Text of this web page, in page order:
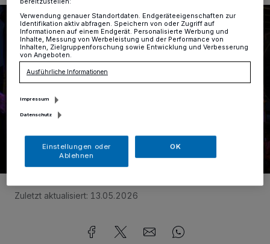
Zuletzt aktualisiert: 13.05.2026
Verwendung genauer Standortdaten. Endgeräteeigenschaften zur
Identifikation aktiv abfragen. Speichern von oder Zugriff auf
Informationen auf einem Endgerät. Personalisierte Werbung und
Inhalte, Messung von Werbeleistung und der Performance von
Inhalten, Zielgruppenforschung sowie Entwicklung und Verbesserung
von Angeboten.
Ausführliche Informationen
Impressum
Datenschutz
Einstellungen oder
Ablehnen
OK